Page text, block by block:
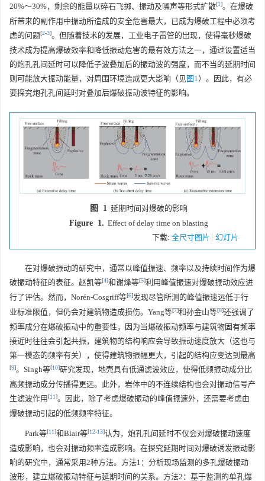
20%～30%，剩余的能量以碎石飞掷、振动及噪声等形式扩散[1]。在爆破
所带来的副作用中振动所造成的安全危害最大，已成为爆破工程中必须考
虑的问题[2-3]。但随着技术的发展，工业电子雷管的出现，使得毫秒爆破
技术成为提高爆破效率和降低振动危害的最有效方法之一，通过设置适当
的炮孔孔间延时可以降低子波叠加后的振动波的强度，而不当的延期时间
则可能放大振动能量，对周围环境造成更大影响（见图1）。因此，有必
要探究炮孔孔间延时对叠加后爆破振动波特征的影响。
图 1 延期时间对爆破的影响
Figure 1. Effect of delay time on blasting
下载: 全尺寸图片 幻灯片
在对爆破振动的研究中，通常以峰值振速、频率以及持续时间作为爆
破振动特征的表征。赵凯等[4]和谢烽等[5]利用峰值振速对爆破振动效应进
行了评估。然而，Norén-Cosgriff等[6]发现尽管所测的峰值振速远低于行
业标准限值，但仍会对建筑物造成损伤。Yang等[7]和孙金山等[8]还强调了
频率成分在爆破振动中的重要性，因为当爆破振动频率与建筑物固有频率
接近时往往会引起共振，建筑物的结构响应会导致振动速度放大（这也与
第一模态的频率有关），使得建筑物振幅更大，引起的结构应变达到最高
[9]。Singh等[10]研究发现，地壳具有低通滤波效应，使得低频振动成分比
高频振动成分传播得更远。此外，岩体中的不连续结构也会对振动信号产
生滤波作用[11]。因此，除了考虑爆破振动的峰值振速外，还需要考虑由
爆破振动引起的低频频率特征。
Park等[11]和Blair等[12-13]认为，炮孔孔间延时不仅会对爆破振动速度
造成影响，也会对振动频率造成影响。在探究延期时间对爆破诱发振动影
响的研究中，通常采用2种方法。方法1：分析现场监测的多孔爆破振动
波形，建立爆破振动特征与延期时间的关系。方法2：基于监测的单孔爆